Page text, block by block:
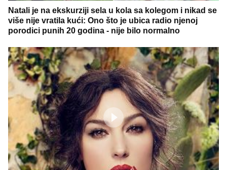
Natali je na ekskurziji sela u kola sa kolegom i nikad se
više nije vratila kući: Ono što je ubica radio njenoj
porodici punih 20 godina - nije bilo normalno